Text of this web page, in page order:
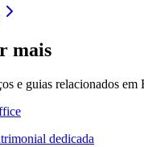
mais
e guias relacionados em
dedicada